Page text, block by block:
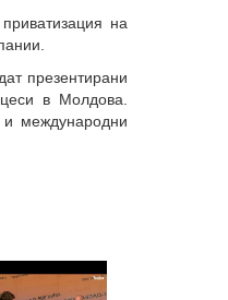
на
презентирани
в Молдова.
и международни